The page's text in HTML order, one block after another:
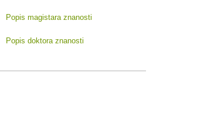
Popis magistara znanosti
Popis doktora znanosti